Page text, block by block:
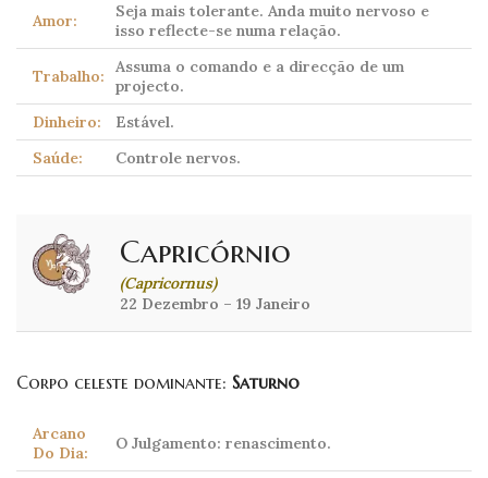
Amor:
Seja mais tolerante. Anda muito nervoso e
isso reflecte-se numa relação.
Trabalho:
Assuma o comando e a direcção de um
projecto.
Dinheiro:
Estável.
Saúde:
Controle nervos.
Capricórnio
(Capricornus)
22 Dezembro – 19 Janeiro
Corpo celeste dominante: Saturno
Arcano
Do Dia:
O Julgamento: renascimento.